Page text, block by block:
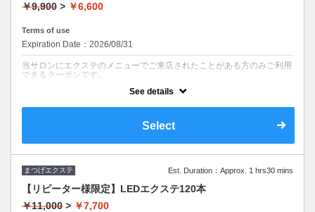
￥9,900 > ￥6,600
Terms of use
Expiration Date：2026/08/31
当サロンにエクステのメニューでご来店されたことがある方のみご利用
できるクーポンです。
これからのエクステはストレスフリーに◆オイルクレンジングOK◆す
ぐに洗顔・入浴OK◆施術後すぐにスポーツも楽しめます♪
See details
Select
まつげエクステ Est. Duration：Approx. 1 hrs30 mins
【リピーター様限定】LEDエクステ120本
￥11,000 > ￥7,700